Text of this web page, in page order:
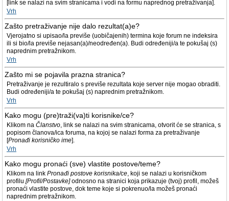
[link se nalazi na svim stranicama i vodi na formu naprednog pretraživanja].
Vrh
Zašto pretraživanje nije dalo rezultat(a)e?
Vjerojatno si upisao/la previše (uobičajenih) termina koje forum ne indeksira
ili si bio/la previše nejasan(a)/neodređen(a). Budi određeniji/a te pokušaj (s)
naprednim pretražnikom.
Vrh
Zašto mi se pojavila prazna stranica?
Pretraživanje je rezultiralo s previše rezultata koje server nije mogao obraditi.
Budi određeniji/a te pokušaj (s) naprednim pretražnikom.
Vrh
Kako mogu (pre)traži(va)ti korisnike/ce?
Klikom na Članstvo, link se nalazi na svim stranicama, otvorit će se stranica, s
popisom članova/ica foruma, na kojoj se nalazi forma za pretraživanje
[Pronađi korisničko ime].
Vrh
Kako mogu pronaći (sve) vlastite postove/teme?
Klikom na link Pronađi postove korisnika/ce, koji se nalazi u korisničkom
profilu [Profil/Postavke]odnosno na stranici koja prikazuje (tvoj) profil, možeš
pronaći vlastite postove, dok teme koje si pokrenuo/la možeš pronaći
naprednim pretražnikom.